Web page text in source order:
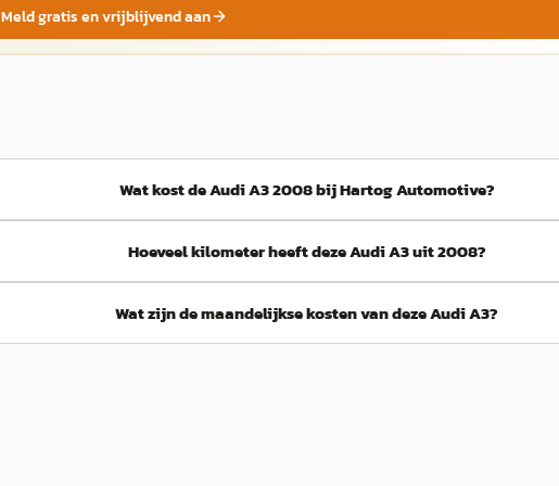
Meld gratis en vrijblijvend aan
Wat kost de Audi A3 2008 bij Hartog Automotive?
Hoeveel kilometer heeft deze Audi A3 uit 2008?
Wat zijn de maandelijkse kosten van deze Audi A3?